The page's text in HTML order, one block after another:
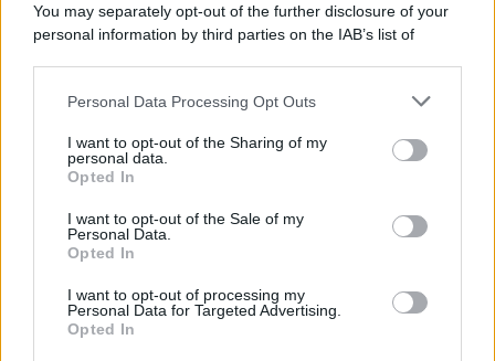
You may separately opt-out of the further disclosure of your
personal information by third parties on the IAB’s list of
This information may also be disclosed by us to third parties
disclose it to other third parties.
Please note that this website/app uses one or more Google
services and may gather and store information including but
not limited to your visit or usage behaviour. You may click to
grant or deny consent to Google and its third-party tags to
consent section.
Personal Data Processing Opt Outs
I want to opt-out of the Sharing of my
personal data.
Opted In
I want to opt-out of the Sale of my
Personal Data.
Opted In
I want to opt-out of processing my
Personal Data for Targeted Advertising.
Opted In